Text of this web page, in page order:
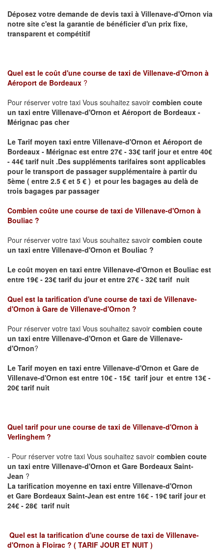
Déposez votre demande de devis taxi à Villenave-d'Ornon via
notre site c'est la garantie de bénéficier d'un prix fixe,
transparent et compétitif
Quel est le coût d'une course de taxi de Villenave-d'Ornon à
Aéroport de Bordeaux ?
Pour réserver votre taxi Vous souhaitez savoir combien coute
un taxi entre Villenave-d'Ornon et Aéroport de Bordeaux -
Mérignac pas cher
Le Tarif moyen taxi entre Villenave-d'Ornon et Aéroport de
Bordeaux - Mérignac est entre 27€ - 33€ tarif jour et entre 40€
- 44€ tarif nuit .Des suppléments tarifaires sont applicables
pour le transport de passager supplémentaire à partir du
5ème ( entre 2.5 € et 5 € ) et pour les bagages au delà de
trois bagages par passager
Combien coûte une course de taxi de Villenave-d'Ornon à
Bouliac ?
Pour réserver votre taxi Vous souhaitez savoir combien coute
un taxi entre Villenave-d'Ornon et Bouliac ?
Le coût moyen en taxi entre Villenave-d'Ornon et Bouliac est
entre 19€ - 23€ tarif du jour et entre 27€ - 32€ tarif nuit
Quel est la tarification d'une course de taxi de Villenave-
d'Ornon à Gare de Villenave-d'Ornon ?
Pour réserver votre taxi Vous souhaitez savoir combien coute
un taxi entre Villenave-d'Ornon et Gare de Villenave-
d'Ornon?
Le Tarif moyen en taxi entre Villenave-d'Ornon et Gare de
Villenave-d'Ornon est entre 10€ - 15€ tarif jour et entre 13€ -
20€ tarif nuit
Quel tarif pour une course de taxi de Villenave-d'Ornon à
Verlinghem ?
- Pour réserver votre taxi Vous souhaitez savoir combien coute
un taxi entre Villenave-d'Ornon et Gare Bordeaux Saint-
Jean ?
La tarification moyenne en taxi entre Villenave-d'Ornon
et Gare Bordeaux Saint-Jean est entre 16€ - 19€ tarif jour et
24€ - 28€ tarif nuit
Quel est la tarification d'une course de taxi de Villenave-
d'Ornon à Floirac ? ( TARIF JOUR ET NUIT )